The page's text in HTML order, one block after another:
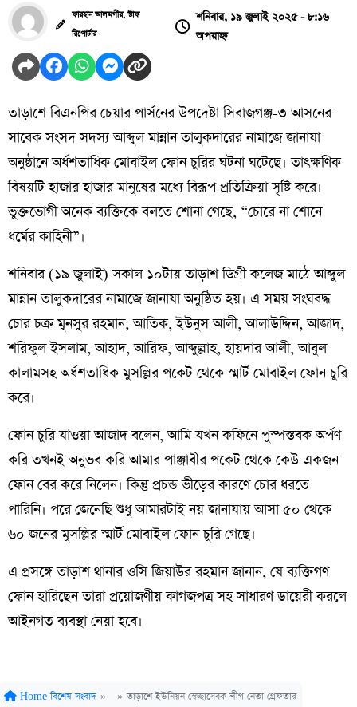
ফারহান আলমগীর, স্টাফ
রিপোর্টার
শনিবার, ১৯ জুলাই ২০২৫ - ৮:১৬
অপরাহ্ন
তাড়াশে বিএনপির চেয়ার পার্সনের উপদেষ্টা সিবাজগঞ্জ-৩ আসনের
সাবেক সংসদ সদস্য আব্দুল মান্নান তালুকদারের নামাজে জানাযা
অনুষ্ঠানে অর্ধশতাধিক মোবাইল ফোন চুরির ঘটনা ঘটেছে। তাৎক্ষণিক
বিষয়টি হাজার হাজার মানুষের মধ্যে বিরূপ প্রতিক্রিয়া সৃষ্টি করে।
ভুক্তভোগী অনেক ব্যক্তিকে বলতে শোনা গেছে, “চোরে না শোনে
ধর্মের কাহিনী”।
শনিবার (১৯ জুলাই) সকাল ১০টায় তাড়াশ ডিগ্রী কলেজ মাঠে আব্দুল
মান্নান তালুকদারের নামাজে জানাযা অনুষ্ঠিত হয়। এ সময় সংঘবদ্ধ
চোর চক্র মুনসুর রহমান, আতিক, ইউনুস আলী, আলাউদ্দিন, আজাদ,
শরিফুল ইসলাম, আহাদ, আরিফ, আব্দুল্লাহ, হায়দার আলী, আবুল
কালামসহ অর্ধশতাধিক মুসল্লির পকেট থেকে স্মার্ট মোবাইল ফোন চুরি
করে।
ফোন চুরি যাওয়া আজাদ বলেন, আমি যখন কফিনে পুস্পস্তবক অর্পণ
করি তখনই অনুভব করি আমার পাঞ্জাবীর পকেট থেকে কেউ একজন
ফোন বের করে নিলেন। কিন্তু প্রচন্ড ভীড়ের কারণে চোর ধরতে
পারিনি। পরে জেনেছি শুধু আমারটাই নয় জানাযায় আসা ৫০ থেকে
৬০ জনের মুসল্লির স্মার্ট মোবাইল ফোন চুরি গেছে।
এ প্রসঙ্গে তাড়াশ থানার ওসি জিয়াউর রহমান জানান, যে ব্যক্তিগণ
ফোন হারিছেন তারা প্রয়োজণীয় কাগজপত্র সহ সাধারণ ডায়েরী করলে
আইনগত ব্যবস্থা নেয়া হবে।
Home বিশেষ সংবাদ » » তাড়াশে ইউনিয়ন স্বেচ্ছাসেবক লীগ নেতা গ্রেফতার